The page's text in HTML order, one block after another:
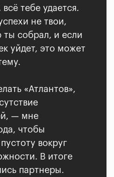
тебе удается.
не твои,
собрал, и если
уйдет, это может
«Атлантов»,
— мне
чтобы
вокруг
В итоге
партнеры.